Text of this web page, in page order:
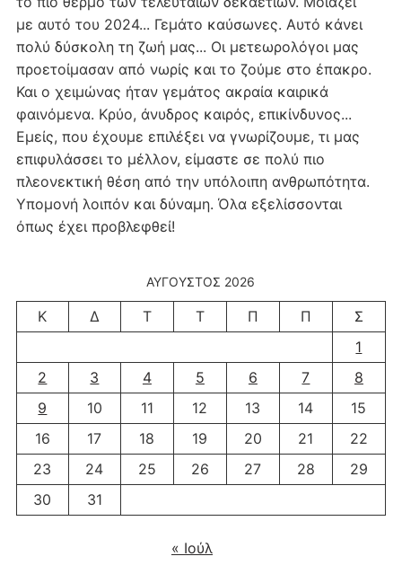
με αυτό του 2024... Γεμάτο καύσωνες. Αυτό κάνει
πολύ δύσκολη τη ζωή μας... Οι μετεωρολόγοι μας
προετοίμασαν από νωρίς και το ζούμε στο έπακρο.
Και ο χειμώνας ήταν γεμάτος ακραία καιρικά
φαινόμενα. Κρύο, άνυδρος καιρός, επικίνδυνος...
Εμείς, που έχουμε επιλέξει να γνωρίζουμε, τι μας
επιφυλάσσει το μέλλον, είμαστε σε πολύ πιο
πλεονεκτική θέση από την υπόλοιπη ανθρωπότητα.
Υπομονή λοιπόν και δύναμη. Όλα εξελίσσονται
όπως έχει προβλεφθεί!
ΑΎΓΟΥΣΤΟΣ 2026
Κ Δ Τ Τ Π Π
Σ
1
2
3 4 5 6 7
8
9
10 11 12 13 14
15
16
17 18 19 20 21
22
23
24 25 26 27 28
29
30
31
« Ιούλ